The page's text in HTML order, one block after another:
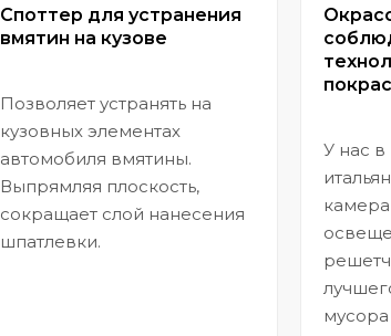
Споттер для устранения
вмятин на кузове
Позволяет устранять на
кузовных элементах
автомобиля вмятины.
Выпрямляя плоскость,
сокращает слой нанесения
шпатлевки.
У нас в